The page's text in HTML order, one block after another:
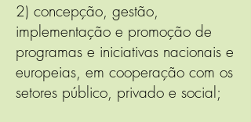
2) concepção, gestão,
implementação e promoção de
programas e iniciativas nacionais e
europeias, em cooperação com os
setores público, privado e social;